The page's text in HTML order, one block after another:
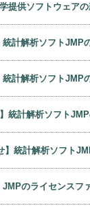
学提供ソフトウェア
統計解析ソフト
統計解析ソフト
】統計解析ソフト
】統計解析ソフト
JMPのライセンスフ